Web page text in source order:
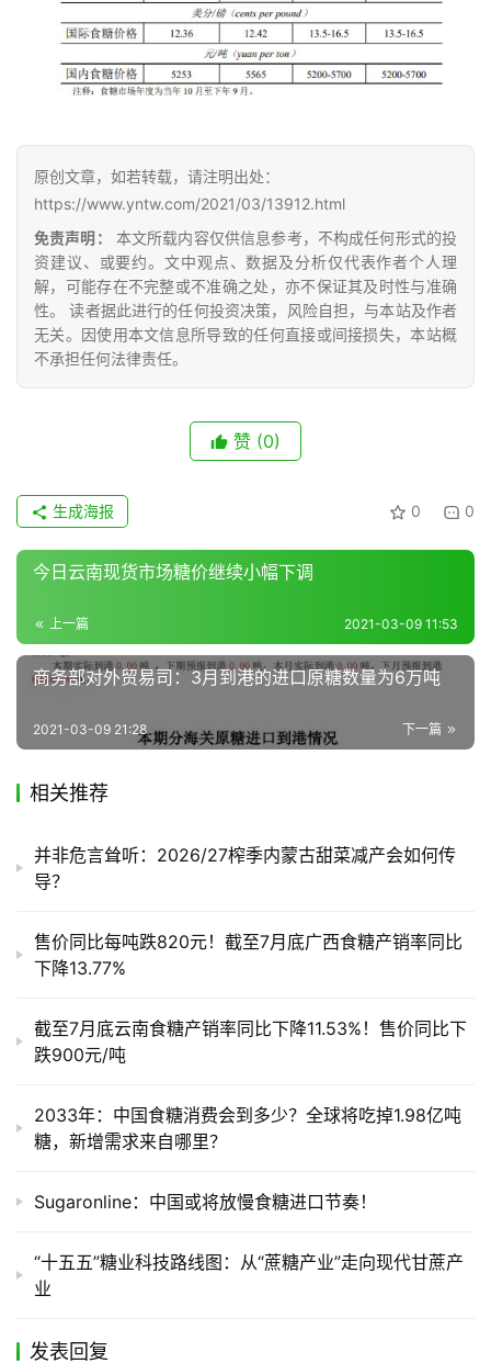
现
报
价
专
题
区
频
道
业
链
销
运
原创文章，如若转载，请注明出处：
https://www.yntw.com/2021/03/13912.html
免责声明：
本文所载内容仅供信息参考，不构成任何形式的投
资建议、或要约。文中观点、数据及分析仅代表作者个人理
解，可能存在不完整或不准确之处，亦不保证其及时性与准确
性。 读者据此进行的任何投资决策，风险自担，与本站及作者
无关。因使用本文信息所导致的任何直接或间接损失，本站概
不承担任何法律责任。
赞 (0)
0 0
生成海报
今日云南现货市场糖价继续小幅下调
上一篇 2021-03-09 11:53
商务部对外贸易司：3月到港的进口原糖数量为6万吨
下一篇
2021-03-09 21:28
相关推荐
并非危言耸听：2026/27榨季内蒙古甜菜减产会如何传
导？
售价同比每吨跌820元！截至7月底广西食糖产销率同比
下降13.77%
截至7月底云南食糖产销率同比下降11.53%！售价同比下
跌900元/吨
2033年：中国食糖消费会到多少？全球将吃掉1.98亿吨
糖，新增需求来自哪里？
Sugaronline：中国或将放慢食糖进口节奏！
“十五五”糖业科技路线图：从“蔗糖产业”走向现代甘蔗产
业
发表回复